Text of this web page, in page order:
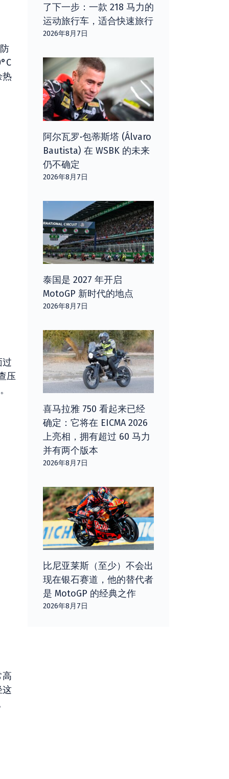
热
过
压
高
这
了下一步：一款 218 马力的
运动旅行车，适合快速旅行
2026年8月7日
阿尔瓦罗·包蒂斯塔 (Álvaro
Bautista) 在 WSBK 的未来
仍不确定
2026年8月7日
泰国是 2027 年开启
MotoGP 新时代的地点
2026年8月7日
喜马拉雅 750 看起来已经
确定：它将在 EICMA 2026
上亮相，拥有超过 60 马力
并有两个版本
2026年8月7日
比尼亚莱斯（至少）不会出
现在银石赛道，他的替代者
是 MotoGP 的经典之作
2026年8月7日